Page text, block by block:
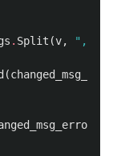
. Split (v, ","
(